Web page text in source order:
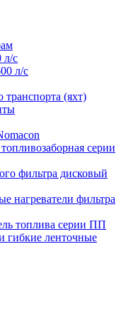
л/с
л/с
транспорта (яхт)
серии
фильтра дисковый
нагреватели фильтра
топлива серии ПП
гибкие ленточные